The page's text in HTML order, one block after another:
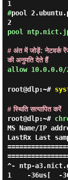
#pool
2
pool
# अंत में जोड़ें: नेटवर्क
की अनुमति देते हैं
allow 10.0.0.0/
root@dlp:~#
# स्थिति सत्यापित करें
root@dlp:~#
MS Name/IP
LastRx Last
^- ntp-
1    -36us[  -